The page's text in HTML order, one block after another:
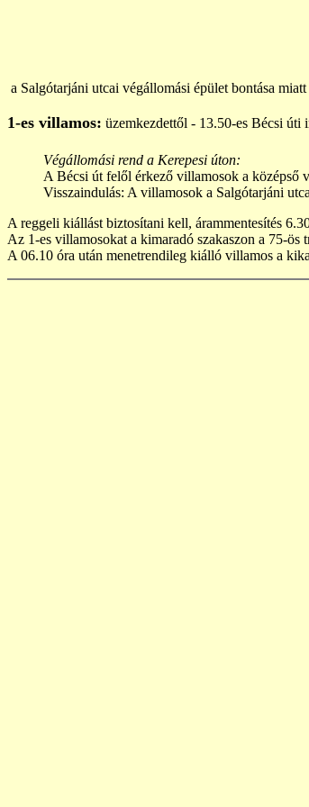
a Salgótarjáni utcai végállomási épület bontása
1-es villamos: üzemkezdettől - 13.50-es Bécsi úti
Végállomási rend a Kerepesi úton:
A Bécsi út felől érkező villamosok a középső
Visszaindulás: A villamosok a Salgótarjáni
A reggeli kiállást biztosítani kell, árammentesítés
Az 1-es villamosokat a kimaradó szakaszon a 75-
A 06.10 óra után menetrendileg kiálló villamos a